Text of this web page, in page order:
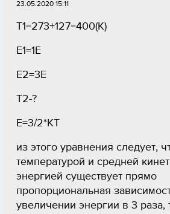
23.05.2020 15:11
Т1=273+127=400(К)
Е1=1Е
Е2=3Е
Т2-?
Е=3/2*КТ
из этого уравнения следует,
температурой и средней
энергией существует прямо
пропорциональная
увеличении энергии в 3 раза,